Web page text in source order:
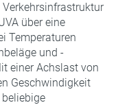
über eine
Temperaturen
und -
einer Achslast von
Geschwindigkeit